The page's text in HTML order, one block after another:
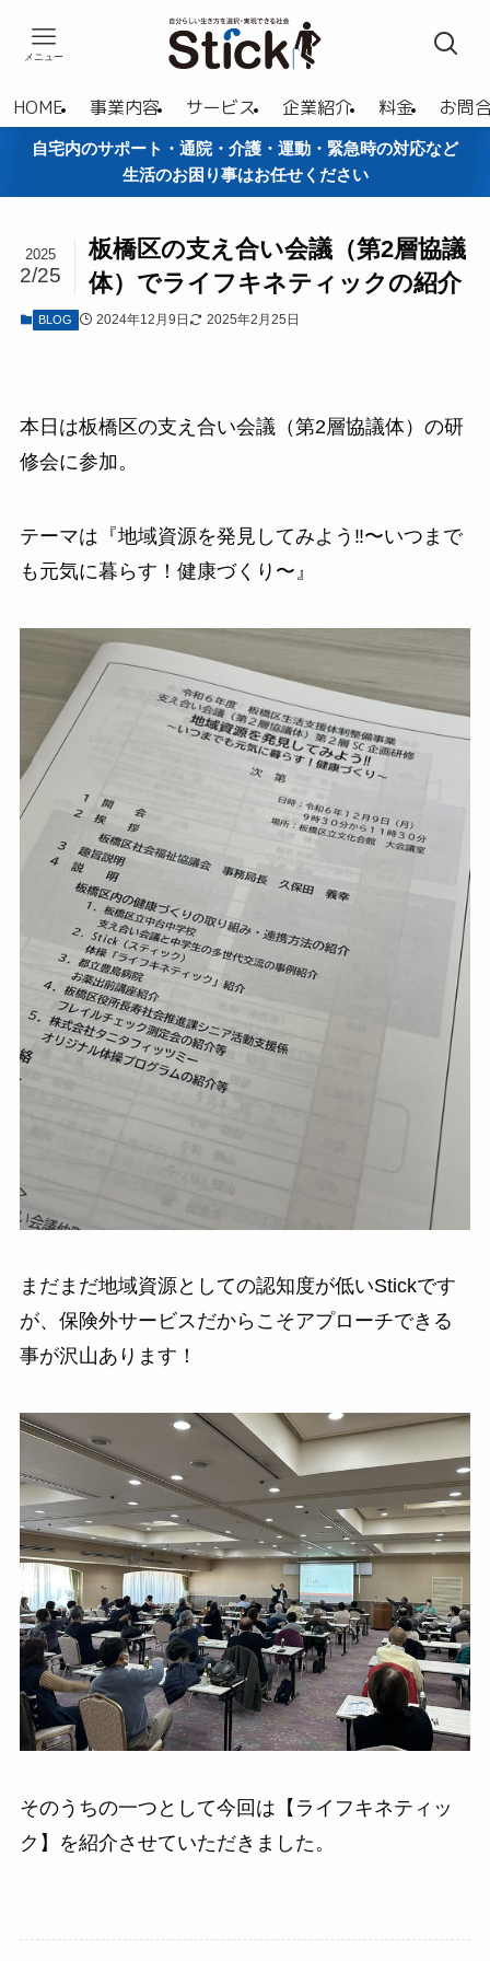
メニュー
HOME 事業内容 サービス 企業紹介 料金 お問
自宅内のサポート・通院・介護・運動・緊急時の対応など
生活のお困り事はお任せください
板橋区の支え合い会議（第2層協議
体）でライフキネティックの紹介
2025
2/25
BLOG 2024年12月9日 2025年2月25日
本日は板橋区の支え合い会議（第2層協議体）の研
修会に参加。
テーマは『地域資源を発見してみよう‼︎〜いつまで
も元気に暮らす！健康づくり〜』
まだまだ地域資源としての認知度が低いStickです
が、保険外サービスだからこそアプローチできる
事が沢山あります！
そのうちの一つとして今回は【ライフキネティッ
ク】を紹介させていただきました。